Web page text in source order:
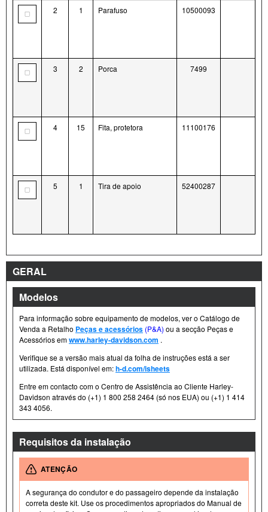
2 1 Parafuso 10500093
3 2 Porca 7499
4 15 Fita, protetora 11100176
5 1 Tira de apoio 52400287
GERAL
Modelos
Para informação sobre equipamento de modelos, ver o Catálogo de
Venda a Retalho Peças e acessórios (P&A) ou a secção Peças e
Acessórios emwww.harley-davidson.com .
Verifique se a versão mais atual da folha de instruções está a ser
utilizada. Está disponível em:h-d.com/isheets
Entre em contacto com o Centro de Assistência ao Cliente Harley-
Davidson através do (+1) 1 800 258 2464 (só nos EUA) ou (+1) 1 414
343 4056.
Requisitos da instalação
ATENÇÃO
A segurança do condutor e do passageiro depende da instalação
correta deste kit. Use os procedimentos apropriados do Manual de